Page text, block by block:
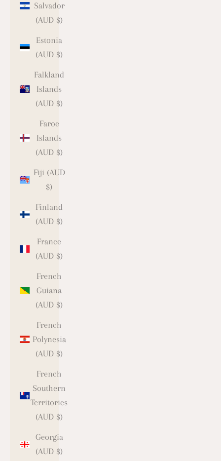
Salvador
(AUD $)
Estonia
(AUD $)
Falkland
Islands
(AUD $)
Faroe
Islands
(AUD $)
Fiji (AUD
$)
Finland
(AUD $)
France
(AUD $)
French
Guiana
(AUD $)
French
Polynesia
(AUD $)
French
Southern
Territories
(AUD $)
Georgia
(AUD $)